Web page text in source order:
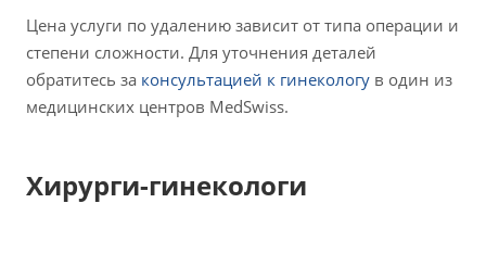
Цена услуги по удалению зависит от типа операции и
степени сложности. Для уточнения деталей
обратитесь за консультацией к гинекологу в один из
медицинских центров MedSwiss.
Хирурги-гинекологи